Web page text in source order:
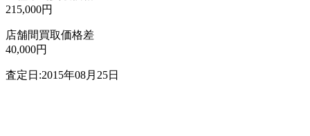
215,000円
店舗間買取価格差
40,000円
査定日:2015年08月25日